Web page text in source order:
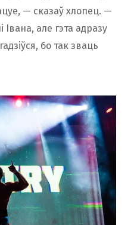
— сказаў хлопец. —
але гэта адразу
бо так зваць